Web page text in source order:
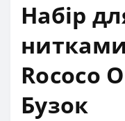
Набір
Rococo
Бузок